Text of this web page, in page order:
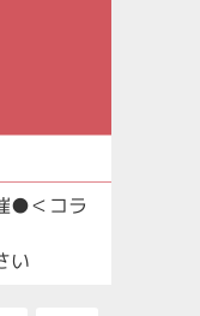
●＜コラ
い